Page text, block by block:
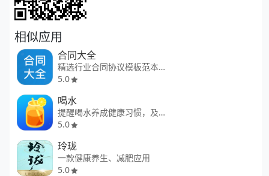
相似应用
合同大全
精选行业合同协议模板范本大全
5.0
喝水
提醒喝水养成健康习惯，及时补水
5.0
玲珑
一款健康养生、减肥应用
5.0